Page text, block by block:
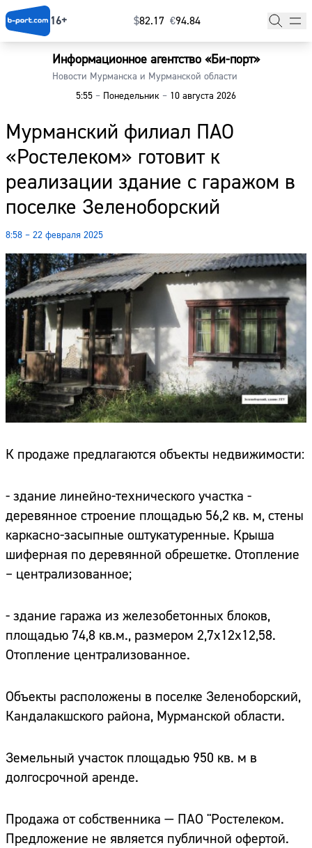
16+ $⁠82.17 €⁠94.84
Информационное агентство «Би-порт»
Новости Мурманска и Мурманской области
5:55 – Понедельник – 10 августа 2026
Мурманский филиал ПАО
«Ростелеком» готовит к
реализации здание с гаражом в
поселке Зеленоборский
8:58 – 22 февраля 2025
К продаже предлагаются объекты недвижимости:
- здание линейно-технического участка -
деревянное строение площадью 56,2 кв. м, стены
каркасно-засыпные оштукатуренные. Крыша
шиферная по деревянной обрешетке. Отопление
– централизованное;
- здание гаража из железобетонных блоков,
площадью 74,8 кв.м., размером 2,7х12х12,58.
Отопление централизованное.
Объекты расположены в поселке Зеленоборский,
Кандалакшского района, Мурманской области.
Земельный участок площадью 950 кв. м в
долгосрочной аренде.
Продажа от собственника — ПАО "Ростелеком.
Предложение не является публичной офертой.
Главная
Наши гости
Фоторепортажи
Погода
Курсы валют